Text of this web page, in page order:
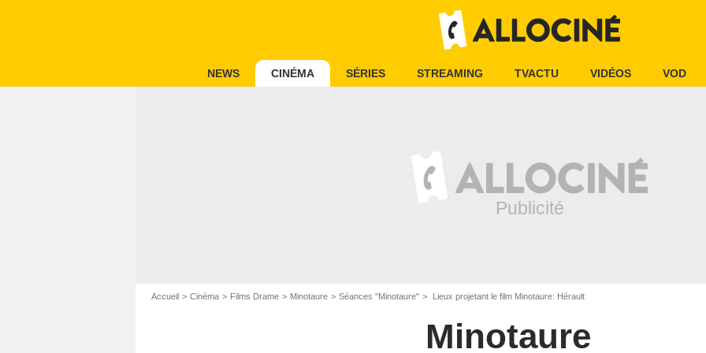
NEWS CINÉMA SÉRIES STREAMING TVACTU VIDÉOS VOD
Accueil Cinéma Films Drame Minotaure Séances "Minotaure" Lieux projetant le film Minotaure: Hérault
Minotaure